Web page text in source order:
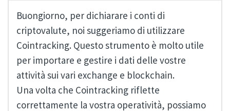
Buongiorno, per dichiarare i conti di
criptovalute, noi suggeriamo di utilizzare
Cointracking. Questo strumento è molto utile
per importare e gestire i dati delle vostre
attività sui vari exchange e blockchain.
Una volta che Cointracking riflette
correttamente la vostra operatività, possiamo